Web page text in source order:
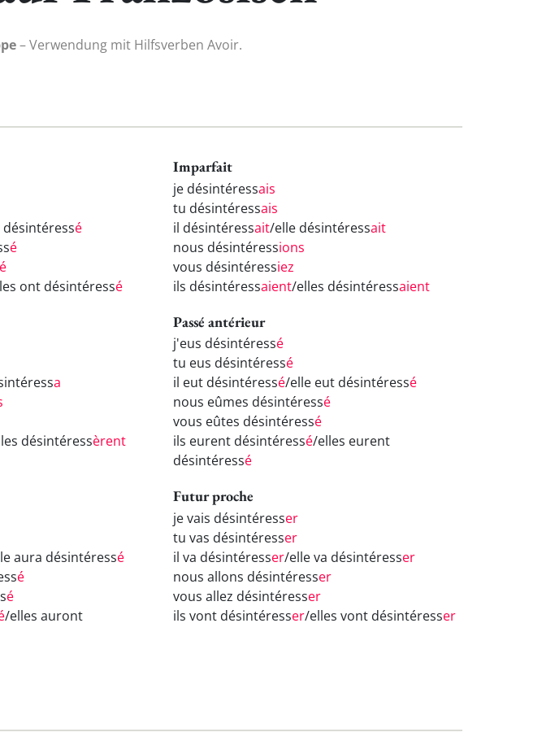
– Verwendung mit Hilfsverben Avoir.
désintéressé
é
é
ont désintéressé
Imparfait
je désintéressais
tu désintéressais
il désintéressait/elle désintéressait
nous désintéressions
vous désintéressiez
ils désintéressaient/elles désintéressaient
a
désintéressèrent
Passé antérieur
j'eus désintéressé
tu eus désintéressé
il eut désintéressé/elle eut désintéressé
nous eûmes désintéressé
vous eûtes désintéressé
ils eurent désintéressé/elles eurent
désintéressé
aura désintéressé
é
é
/elles auront
Futur proche
je vais désintéresser
tu vas désintéresser
il va désintéresser/elle va désintéresser
nous allons désintéresser
vous allez désintéresser
ils vont désintéresser/elles vont désintéresser